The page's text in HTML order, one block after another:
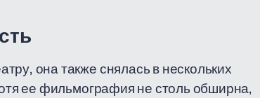
она также снялась в нескольких
ее фильмография не столь обширна,